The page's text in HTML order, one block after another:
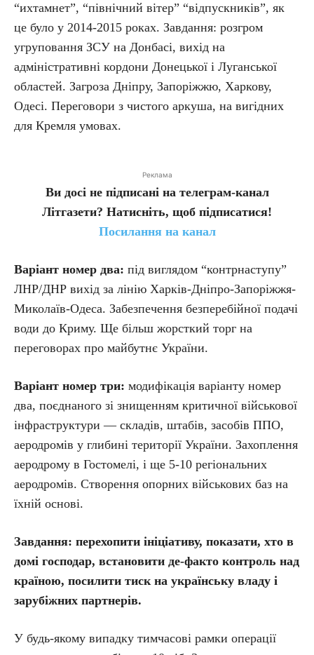
“ихтамнет”, “північний вітер” “відпускників”, як
це було у 2014-2015 роках. Завдання: розгром
угруповання ЗСУ на Донбасі, вихід на
адміністративні кордони Донецької і Луганської
областей. Загроза Дніпру, Запоріжжю, Харкову,
Одесі. Переговори з чистого аркуша, на вигідних
для Кремля умовах.
Реклама
Ви досі не підписані на телеграм-канал
Літгазети? Натисніть, щоб підписатися!
Посилання на канал
Варіант номер два: під виглядом “контрнаступу”
ЛНР/ДНР вихід за лінію Харків-Дніпро-Запоріжжя-
Миколаїв-Одеса. Забезпечення безперебійної подачі
води до Криму. Ще більш жорсткий торг на
переговорах про майбутнє України.
Варіант номер три: модифікація варіанту номер
два, поєднаного зі знищенням критичної військової
інфраструктури — складів, штабів, засобів ППО,
аеродромів у глибині території України. Захоплення
аеродрому в Гостомелі, і ще 5-10 регіональних
аеродромів. Створення опорних військових баз на
їхній основі.
Завдання: перехопити ініціативу, показати, хто в
домі господар, встановити де-факто контроль над
країною, посилити тиск на українську владу і
зарубіжних партнерів.
У будь-якому випадку тимчасові рамки операції